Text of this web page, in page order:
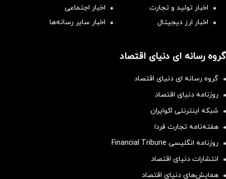
اخبار تولید و تجارت
اخبار اجتماعی
اخبار ارز دیجیتال
اخبار سایر رسانه‌‌ها
گروه رسانه ای دنیای اقتصاد
گروه رسانه ای دنیای اقتصاد
روزنامه دنیای اقتصاد
شبکه اینترنتی اکوایران
هفته‌نامه تجارت فردا
روزنامه انگلیسی Financial Tribune
انتشارات دنیای اقتصاد
همایش‌های دنیای اقتصاد